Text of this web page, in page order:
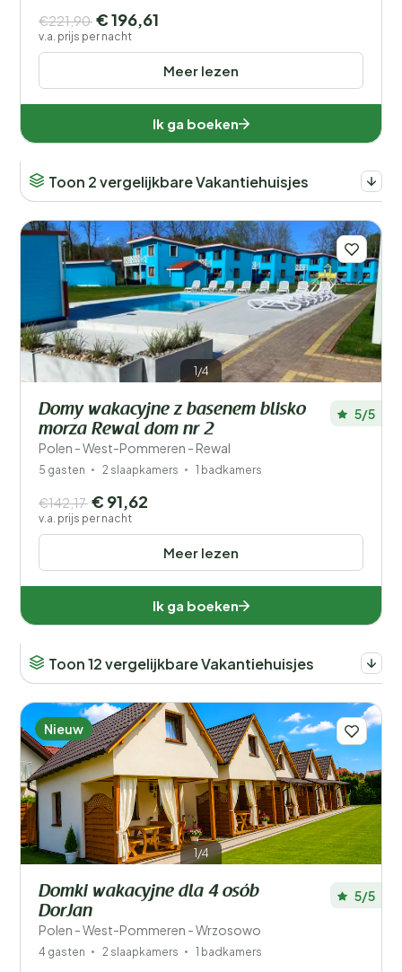
Mindervaliden
Voorzieningen
Wellness
Meer lezen
€221,90 € 196,61
v.a. prijs per nacht
Ik ga boeken
Toon 2 vergelijkbare Vakantiehuisjes
1/4
Domy wakacyjne z basenem blisko
morza Rewal dom nr 2
Polen - West-Pommeren - Rewal
5/5
5 gasten 2 slaapkamers 1 badkamers
Meer lezen
€142,17 € 91,62
v.a. prijs per nacht
Ik ga boeken
Toon 12 vergelijkbare Vakantiehuisjes
1/4
Nieuw
Domki wakacyjne dla 4 osób
DorJan
Polen - West-Pommeren - Wrzosowo
5/5
4 gasten 2 slaapkamers 1 badkamers